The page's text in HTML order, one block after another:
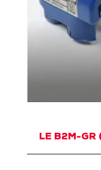
LE B2M-GR